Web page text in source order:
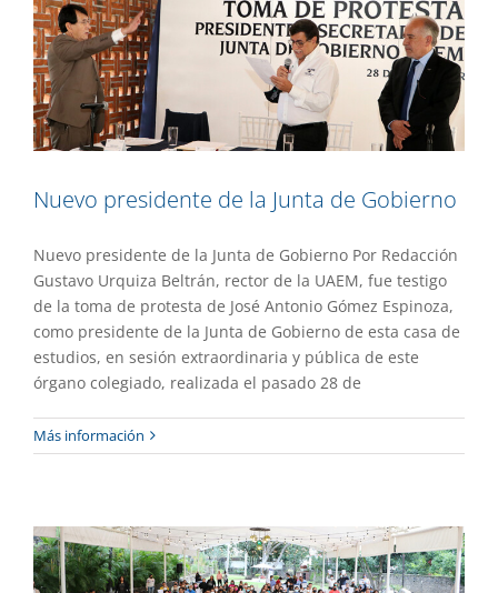
Nuevo presidente de la Junta de Gobierno
Nuevo presidente de la Junta de Gobierno Por Redacción
Gustavo Urquiza Beltrán, rector de la UAEM, fue testigo
de la toma de protesta de José Antonio Gómez Espinoza,
como presidente de la Junta de Gobierno de esta casa de
estudios, en sesión extraordinaria y pública de este
órgano colegiado, realizada el pasado 28 de
Más información
Reconoce la UAEM diligente labor de